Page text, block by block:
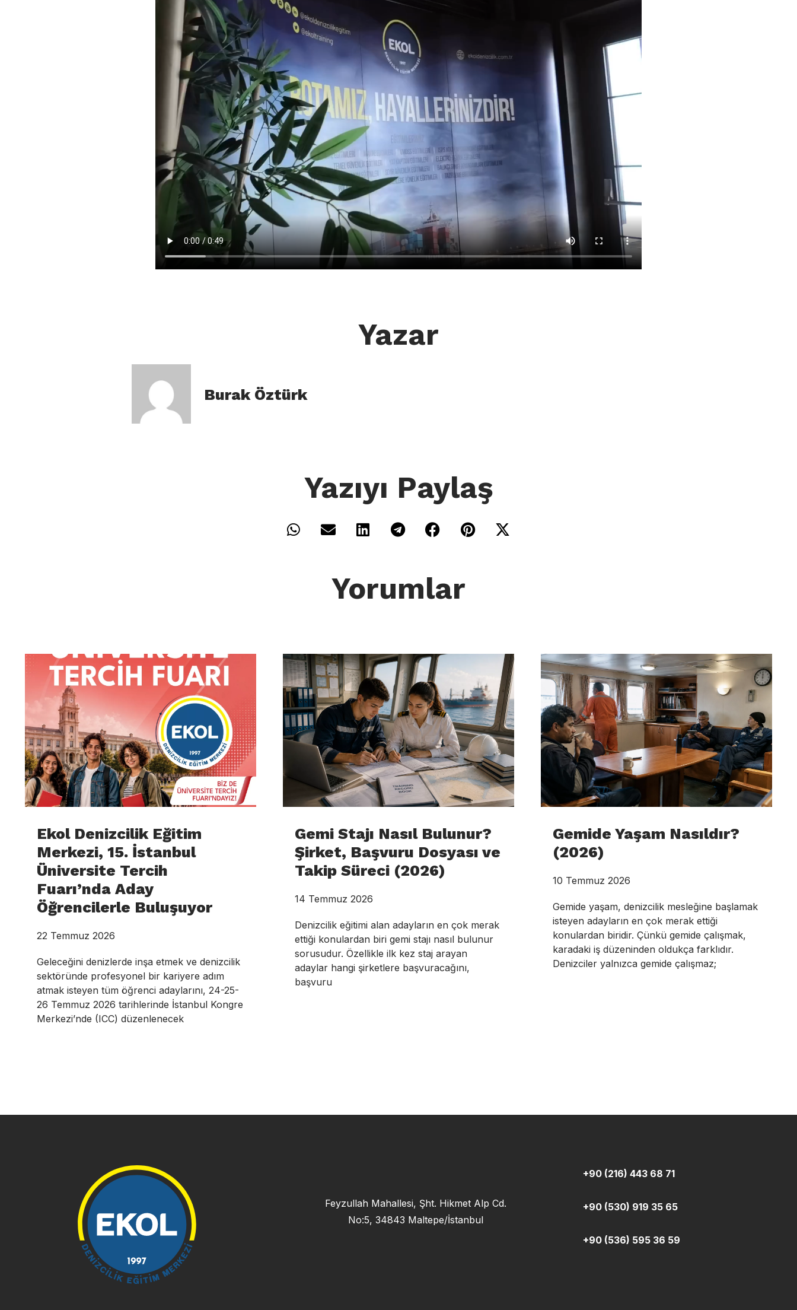
Yazar
Burak Öztürk
Yazıyı Paylaş
Yorumlar
Ekol Denizcilik Eğitim
Merkezi, 15. İstanbul
Üniversite Tercih
Fuarı’nda Aday
Öğrencilerle Buluşuyor
22 Temmuz 2026
Geleceğini denizlerde inşa etmek ve denizcilik
sektöründe profesyonel bir kariyere adım
atmak isteyen tüm öğrenci adaylarını, 24-25-
26 Temmuz 2026 tarihlerinde İstanbul Kongre
Merkezi’nde (ICC) düzenlenecek
Gemi Stajı Nasıl Bulunur?
Şirket, Başvuru Dosyası ve
Takip Süreci (2026)
14 Temmuz 2026
Denizcilik eğitimi alan adayların en çok merak
ettiği konulardan biri gemi stajı nasıl bulunur
sorusudur. Özellikle ilk kez staj arayan
adaylar hangi şirketlere başvuracağını,
başvuru
Gemide Yaşam Nasıldır?
(2026)
10 Temmuz 2026
Gemide yaşam, denizcilik mesleğine başlamak
isteyen adayların en çok merak ettiği
konulardan biridir. Çünkü gemide çalışmak,
karadaki iş düzeninden oldukça farklıdır.
Denizciler yalnızca gemide çalışmaz;
Feyzullah Mahallesi, Şht. Hikmet Alp Cd.
No:5, 34843 Maltepe/İstanbul
+90 (216) 443 68 71
+90 (530) 919 35 65
+90 (536) 595 36 59